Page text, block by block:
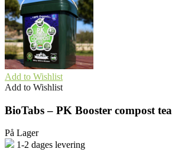
Add to Wishlist
Add to Wishlist
BioTabs – PK Booster compost tea
På Lager
1-2 dages levering